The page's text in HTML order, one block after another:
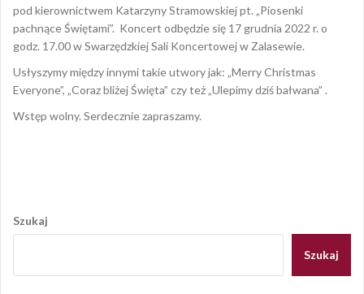
pod kierownictwem Katarzyny Stramowskiej pt. „Piosenki
pachnące Świętami”. Koncert odbędzie się 17 grudnia 2022 r. o
godz. 17.00 w Swarzędzkiej Sali Koncertowej w Zalasewie.
Usłyszymy między innymi takie utwory jak: „Merry Christmas
Everyone”, „Coraz bliżej Święta” czy też „Ulepimy dziś bałwana” .
Wstęp wolny. Serdecznie zapraszamy.
wpisu
Szukaj
Szukaj